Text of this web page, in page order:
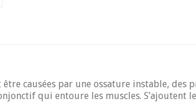
causées par une ossature instable, des
qui entoure les muscles. S’ajoutent